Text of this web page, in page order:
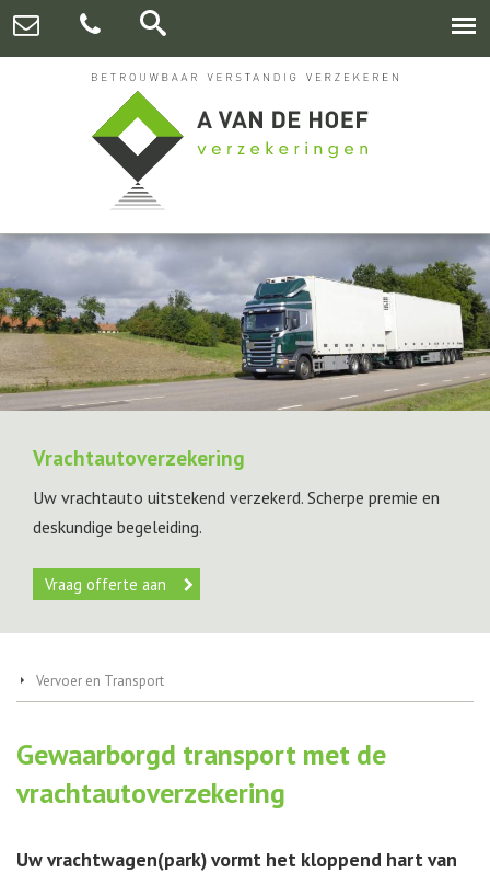
Vrachtautoverzekering
Uw vrachtauto uitstekend verzekerd. Scherpe premie en
deskundige begeleiding.
Vraag offerte aan
Vervoer en Transport
Gewaarborgd transport met de
vrachtautoverzekering
Uw vrachtwagen(park) vormt het kloppend hart van